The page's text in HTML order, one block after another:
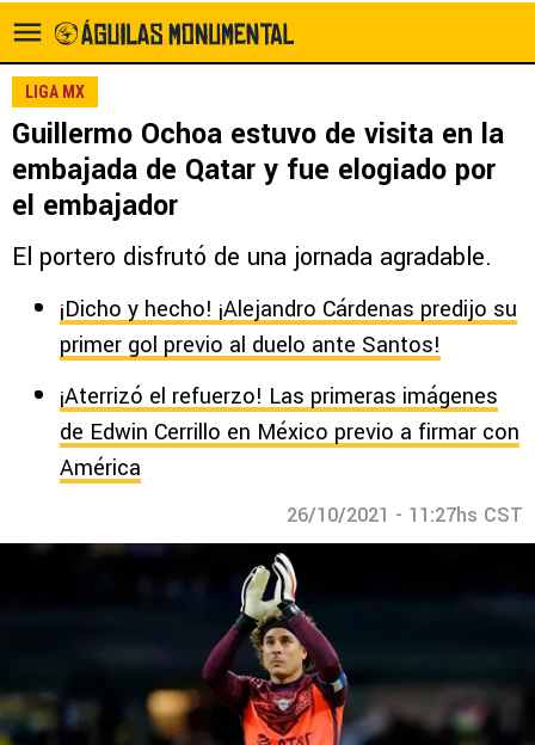
LIGA MX
Guillermo Ochoa estuvo de visita en la
embajada de Qatar y fue elogiado por
el embajador
El portero disfrutó de una jornada agradable.
¡Dicho y hecho! ¡Alejandro Cárdenas predijo su
primer gol previo al duelo ante Santos!
¡Aterrizó el refuerzo! Las primeras imágenes
de Edwin Cerrillo en México previo a firmar con
América
26/10/2021 - 11:27hs CST